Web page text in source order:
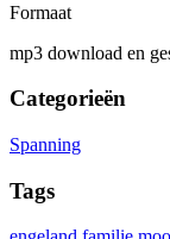
Formaat
mp3 download en
Categorieën
Spanning
Tags